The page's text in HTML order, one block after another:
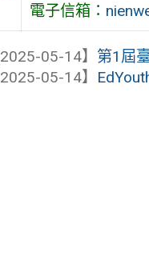
電子信箱：
2025-05-14】 第1屆
2025-05-14】